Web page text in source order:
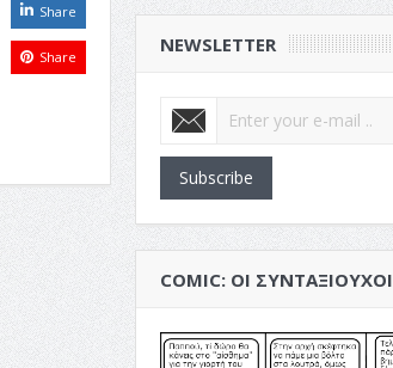
Share
Share
NEWSLETTER
Subscribe
COMIC: ΟΙ ΣΥΝΤΑΞΙΟΎΧΟΙ